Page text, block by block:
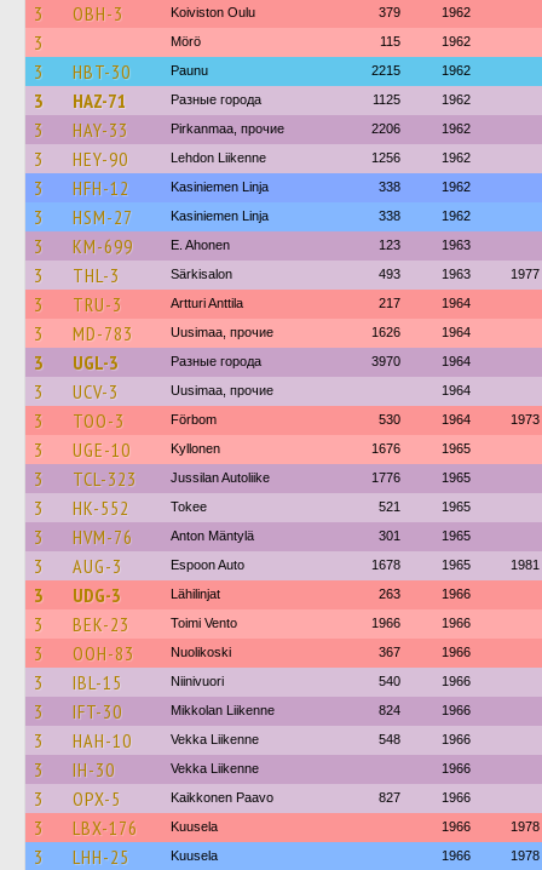
3 OBH-3 Koiviston Oulu 379 1962
3 Mörö 115 1962
3 HBT-30 Paunu 2215 1962
3 HAZ-71 Разные города 1125 1962
3 HAY-33 Pirkanmaa, прочие 2206 1962
3 HEY-90 Lehdon Liikenne 1256 1962
3 HFH-12 Kasiniemen Linja 338 1962
3 HSM-27 Kasiniemen Linja 338 1962
3 KM-699 E. Ahonen 123 1963
3 THL-3 Särkisalon 493 1963 1977
3 TRU-3 Artturi Anttila 217 1964
3 MD-783 Uusimaa, прочие 1626 1964
3 UGL-3 Разные города 3970 1964
3 UCV-3 Uusimaa, прочие 1964
3 TOO-3 Förbom 530 1964 1973
3 UGE-10 Kyllonen 1676 1965
3 TCL-323 Jussilan Autoliike 1776 1965
3 HK-552 Tokee 521 1965
3 HVM-76 Anton Mäntylä 301 1965
3 AUG-3 Espoon Auto 1678 1965 1981
3 UDG-3 Lähilinjat 263 1966
3 BEK-23 Toimi Vento 1966 1966
3 OOH-83 Nuolikoski 367 1966
3 IBL-15 Niinivuori 540 1966
3 IFT-30 Mikkolan Liikenne 824 1966
3 HAH-10 Vekka Liikenne 548 1966
3 IH-30 Vekka Liikenne 1966
3 OPX-5 Kaikkonen Paavo 827 1966
3 LBX-176 Kuusela 1966 1978
3 LHH-25 Kuusela 1966 1978